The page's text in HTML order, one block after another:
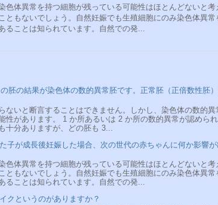
色体異常を持つ細胞が残っている可能性はほとんどないと
ともないでしょう。自然妊娠でも生殖細胞にのみ染色体異常
ることは知られています。自然での発...
胚の結果が染色体の数的異常胚です。正常胚（正倍数性胚
ないと断言することはできません。しかし、染色体の数的
性があります。 1 か所あるいは 2 か所の数的異常が認めら
十分ありますが、どの胚も 3...
が成長後妊娠した場合、次の世代の赤ちゃんに何か影響が
色体異常を持つ細胞が残っている可能性はほとんどないと
ともないでしょう。自然妊娠でも生殖細胞にのみ染色体異常
ることは知られています。自然での発...
クというのがありますか？